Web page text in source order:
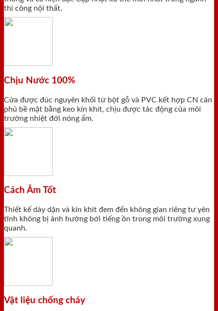
thi công nội thất.
Chịu Nước 100%
Cửa được đúc nguyên khối từ bột gỗ và PVC kết hợp CN cán
phủ bề mặt bằng keo kín khít, chịu được tác động của môi
trường nhiệt đới nóng ẩm.
Cách Âm Tốt
Thiết kế dày dặn và kín khít đem đến không gian riêng tư yên
tĩnh không bị ảnh hưởng bới tiếng ồn trong môi trường xung
quanh.
Vật liệu chống cháy